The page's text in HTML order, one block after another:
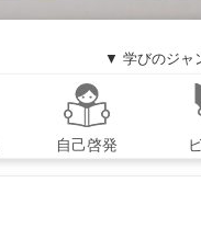
▼ 学びのジャ
自己啓発